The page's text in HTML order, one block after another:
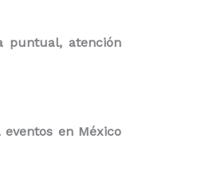
puntual, atención
en México